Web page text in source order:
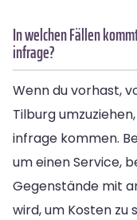
In welchen Fällen
infrage?
Wenn du vorhast,
Tilburg
infrage kommen.
um einen Service,
Gegenstände mit
wird, um Kosten zu